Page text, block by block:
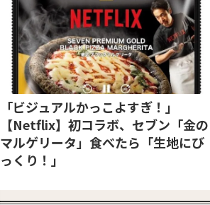
「ビジュアルかっこよすぎ！」
【Netflix】初コラボ、セブン「金の
マルゲリータ」食べたら「生地にび
っくり！」